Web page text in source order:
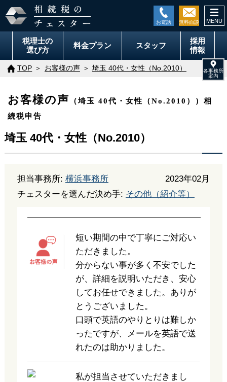
税理士の
選び方
料金プラン スタッフ
採用
情報
TOP お客様の声 埼玉 40代・女性（No.2010）
お客様の声
（埼玉 40代・女性（No.2010））相
続税申告
埼玉 40代・女性（No.2010）
担当事務所: 横浜事務所
2023年02月
チェスターを選んだ決め手: その他（紹介等）
短い期間の中で丁寧にご対応い
ただきました。
分からない事が多く不安でした
が、詳細を説明いただき、安心
してお任せできました。ありが
とうございました。
口頭で英語のやりとりは難しか
ったですが、メールを英語で送
れたのは助かりました。
私が担当させていただきまし